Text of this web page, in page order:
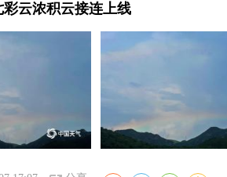
云浓积云接连上线